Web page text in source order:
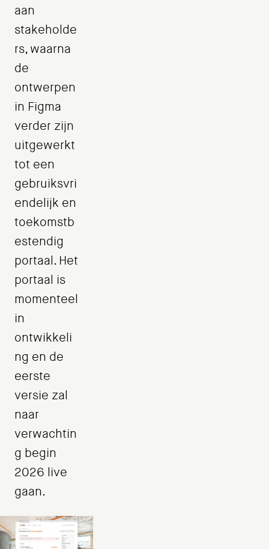
aan
stakeholde
rs, waarna
de
ontwerpen
in Figma
verder zijn
uitgewerkt
tot een
gebruiksvri
endelijk en
toekomstb
estendig
portaal. Het
portaal is
momenteel
in
ontwikkeli
ng en de
eerste
versie zal
naar
verwachtin
g begin
2026 live
gaan.